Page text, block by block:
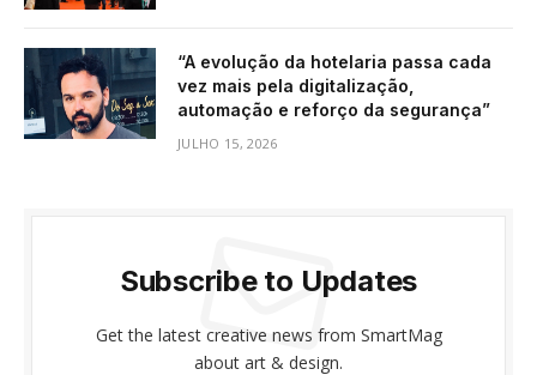
“A evolução da hotelaria passa cada
vez mais pela digitalização,
automação e reforço da segurança”
JULHO 15, 2026
Subscribe to Updates
Get the latest creative news from SmartMag
about art & design.